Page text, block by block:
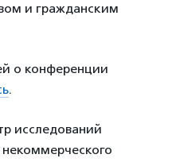
и гражданским
о конференции
.
исследований